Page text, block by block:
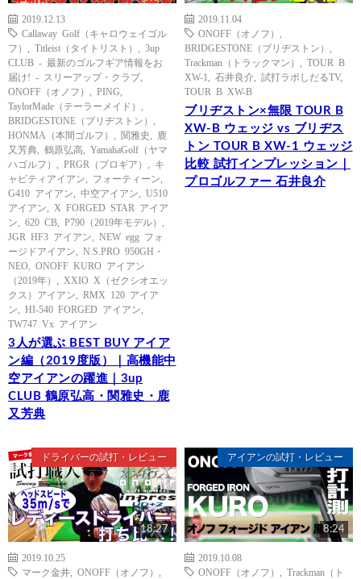
2019.12.13
Callaway Golf（キャロウェイゴル
フ）
Titleist（タイトリスト）
3up
CLUB - 最新のゴルフギア情報をお
届け! - スリーアップ・クラブ
ONOFF（オノフ）
PING
TaylorMade（テーラーメイド）
BRIDGESTONE（ブリヂストン）
HONMA（本間ゴルフ）
関雅史
鹿
又芳典
鶴原弘高
YamahaGolf（ヤマ
ハゴルフ）
PRGR（プロギア）
キ
ャビティアイアン
フォーティーン
G410 アイアン
中空アイアン
U510
アイアン
X FORGED STAR アイア
ン
620 CB P790（2019年モデル）
JGR HF3 アイアン
NEW egg フォ
ージドアイアン
N.S.PRO 950GH・
NEO
ONOFF KURO アイアン
（2019年）
XXIO X（ゼクシオエッ
クス）アイアン
RMX 120 アイア
ン
HI-540 FORGED アイアン
TW747 Vx アイアン
3人が選ぶ BEST BUY アイア
ン編（2019度版）｜高機能中
空アイアンの躍進｜3up
CLUB 鶴原弘高・関雅史・鹿
又芳典
2019.11.04
ONOFF（オノフ）
BRIDGESTONE（ブリヂストン）
Trackman（トラックマン）
TOUR B
XW-1
石井良介 試打ラボしだるTV,
TOUR B XW-B
ブリヂストン×無限 TOUR B
XW-B ウェッジ vs ブリヂス
トン TOUR B XW-1 ウェッジ
比較 試打インプレッション｜
プロゴルファー 石井良介
ドライバーの試打・レビュー
18:27
2019.10.25
マーク金井
ONOFF（オノフ）
アイアンの試打・レビュー
8:24
2019.10.08
ONOFF（オノフ）
Trackman（ト